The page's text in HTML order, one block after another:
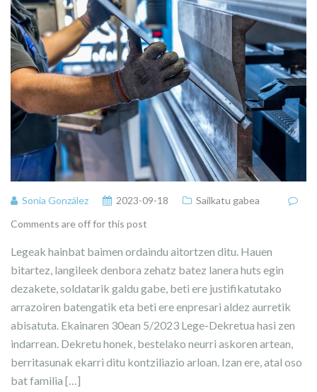
Sonia González 2023-09-18
Sailkatu gabea
Comments are off for this post
Legeak hainbat baimen ordaindu aitortzen ditu. Hauen
bitartez, langileek denbora zehatz batez lanera huts egin
dezakete, soldatarik galdu gabe, beti ere justifikatutako
arrazoiren batengatik eta beti ere enpresari aldez aurretik
abisatuta. Ekainaren 30ean 5/2023 Lege-Dekretua hasi zen
indarrean. Dekretu honek, bestelako neurri askoren artean,
berritasunak ekarri ditu kontziliazio arloan. Izan ere, atal oso
bat familia […]